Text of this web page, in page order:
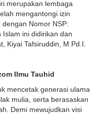
merupakan lembaga
mengantongi izin
Nomor NSP:
ini didirikan dan
Kiyai Tafsiruddin, M.Pd.I.
Ilmu Tauhid
mencetak generasi ulama
mulia, serta berasaskan
Demi mewujudkan visi